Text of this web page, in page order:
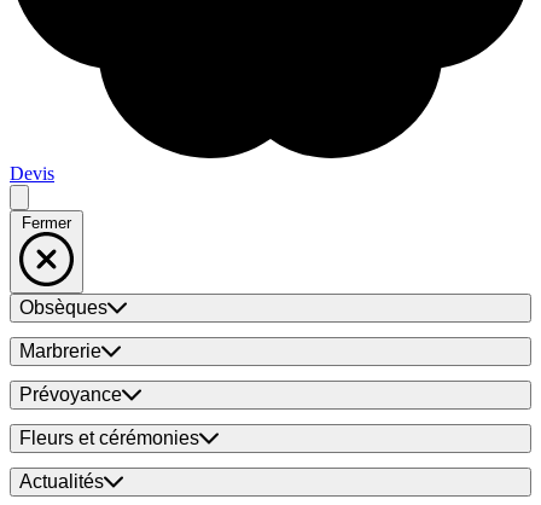
Devis
Fermer
Obsèques
Marbrerie
Prévoyance
Fleurs et cérémonies
Actualités